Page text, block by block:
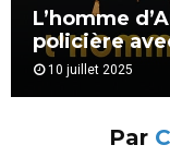
L’homme
policière
10 juillet 2025
Par